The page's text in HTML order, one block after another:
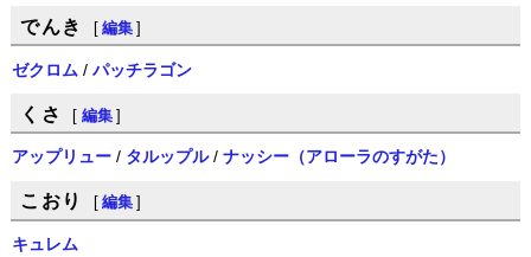
でんき [ 編集 ]
ゼクロム /パッチラゴン
くさ [ 編集 ]
アップリュー / タルップル/ナッシー（アローラのすがた）
こおり [ 編集 ]
キュレム